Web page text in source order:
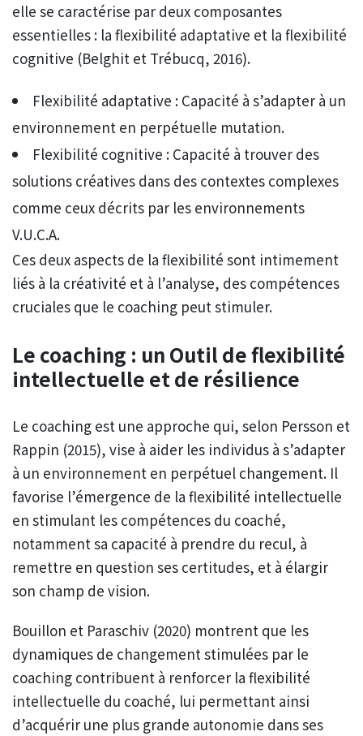
elle se caractérise par deux composantes
essentielles : la flexibilité adaptative et la flexibilité
cognitive (Belghit et Trébucq, 2016).
Flexibilité adaptative : Capacité à s’adapter à un
environnement en perpétuelle mutation.
Flexibilité cognitive : Capacité à trouver des
solutions créatives dans des contextes complexes
comme ceux décrits par les environnements
V.U.C.A.
Ces deux aspects de la flexibilité sont intimement
liés à la créativité et à l’analyse, des compétences
cruciales que le coaching peut stimuler.
Le coaching : un Outil de flexibilité
intellectuelle et de résilience
Le coaching est une approche qui, selon Persson et
Rappin (2015), vise à aider les individus à s’adapter
à un environnement en perpétuel changement. Il
favorise l’émergence de la flexibilité intellectuelle
en stimulant les compétences du coaché,
notamment sa capacité à prendre du recul, à
remettre en question ses certitudes, et à élargir
son champ de vision.
Bouillon et Paraschiv (2020) montrent que les
dynamiques de changement stimulées par le
coaching contribuent à renforcer la flexibilité
intellectuelle du coaché, lui permettant ainsi
d’acquérir une plus grande autonomie dans ses